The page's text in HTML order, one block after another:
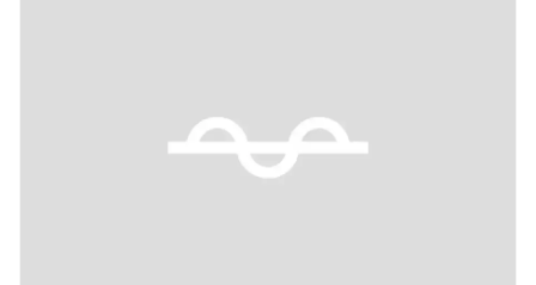
Previous slide